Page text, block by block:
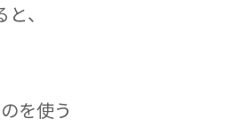
、
を使う